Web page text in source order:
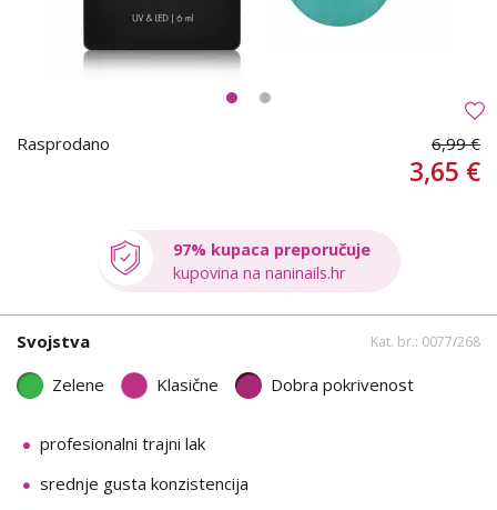
Rasprodano 6,99 €
3,65 €
97% kupaca preporučuje
kupovina na naninails.hr
Svojstva Kat. br.: 0077/268
Zelene Klasične Dobra pokrivenost
profesionalni trajni lak
srednje gusta konzistencija